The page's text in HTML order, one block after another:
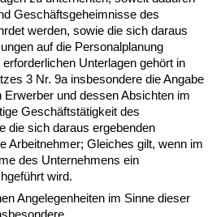
Geschäftsgeheimnisse des
werden, sowie die sich daraus
auf die Personalplanung
Unterlagen gehört in
3 Nr. 9a insbesondere die Angabe
Erwerber und dessen Absichten im
Geschäftstätigkeit des
die sich daraus ergebenden
Arbeitnehmer; Gleiches gilt, wenn im
des Unternehmens ein
wird.
Angelegenheiten im Sinne dieser